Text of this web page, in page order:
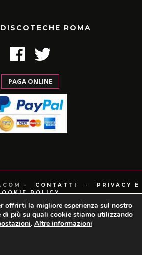
ROMA
PAGA ONLINE
- CONTATTI -
PRIVACY E
POLICY
offrirti la migliore esperienza sul nostro
di più su quali cookie stiamo utilizzando
. Altre informazioni